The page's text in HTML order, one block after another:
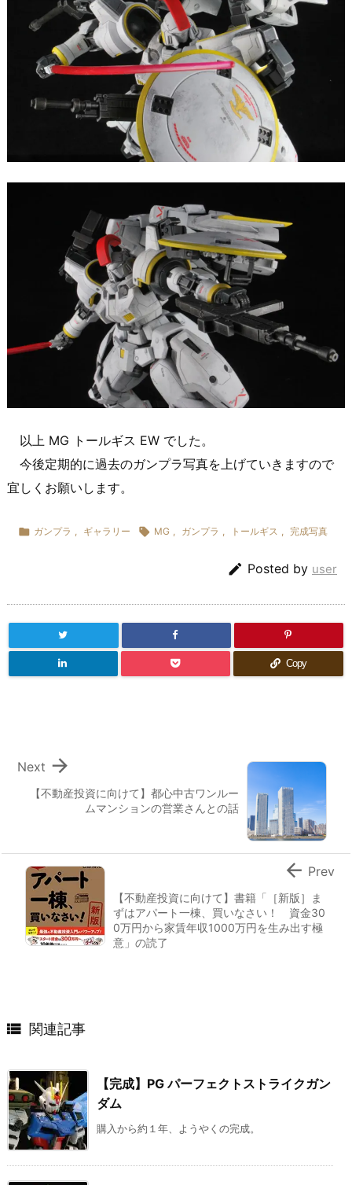
以上 MG トールギス EW でした。
今後定期的に過去のガンプラ写真を上げていきますので
宜しくお願いします。
 ガンプラ , ギャラリー  MG , ガンプラ , トールギス , 完成写真
 Posted by user
Copy
【不動産投資に向けて】都心中古ワンルー
ムマンションの営業さんとの話

Next
【不動産投資に向けて】書籍「［新版］ま
ずはアパート一棟、買いなさい！ 資金30
0万円から家賃年収1000万円を生み出す極
意」の読了
 Prev
 関連記事
【完成】PG パーフェクトストライクガン
ダム
購入から約１年、ようやくの完成。